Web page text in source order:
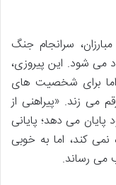
سرانجام جنگ
می شود. این پیروزی،
برای شخصیت های
می زند. «پیراهنی از
پایان می دهد؛ پایانی
نمی کند، اما به خوبی
می رساند.